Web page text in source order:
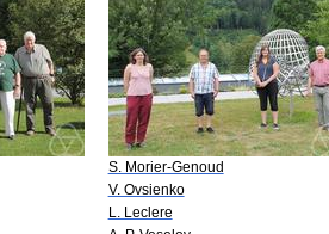
S. Morier-Genoud
V. Ovsienko
L. Leclere